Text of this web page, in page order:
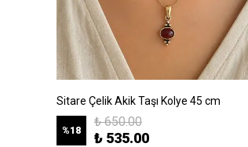
Sitare Çelik Akik Taşı Kolye 45 cm
%18
₺ 650.00
₺ 535.00